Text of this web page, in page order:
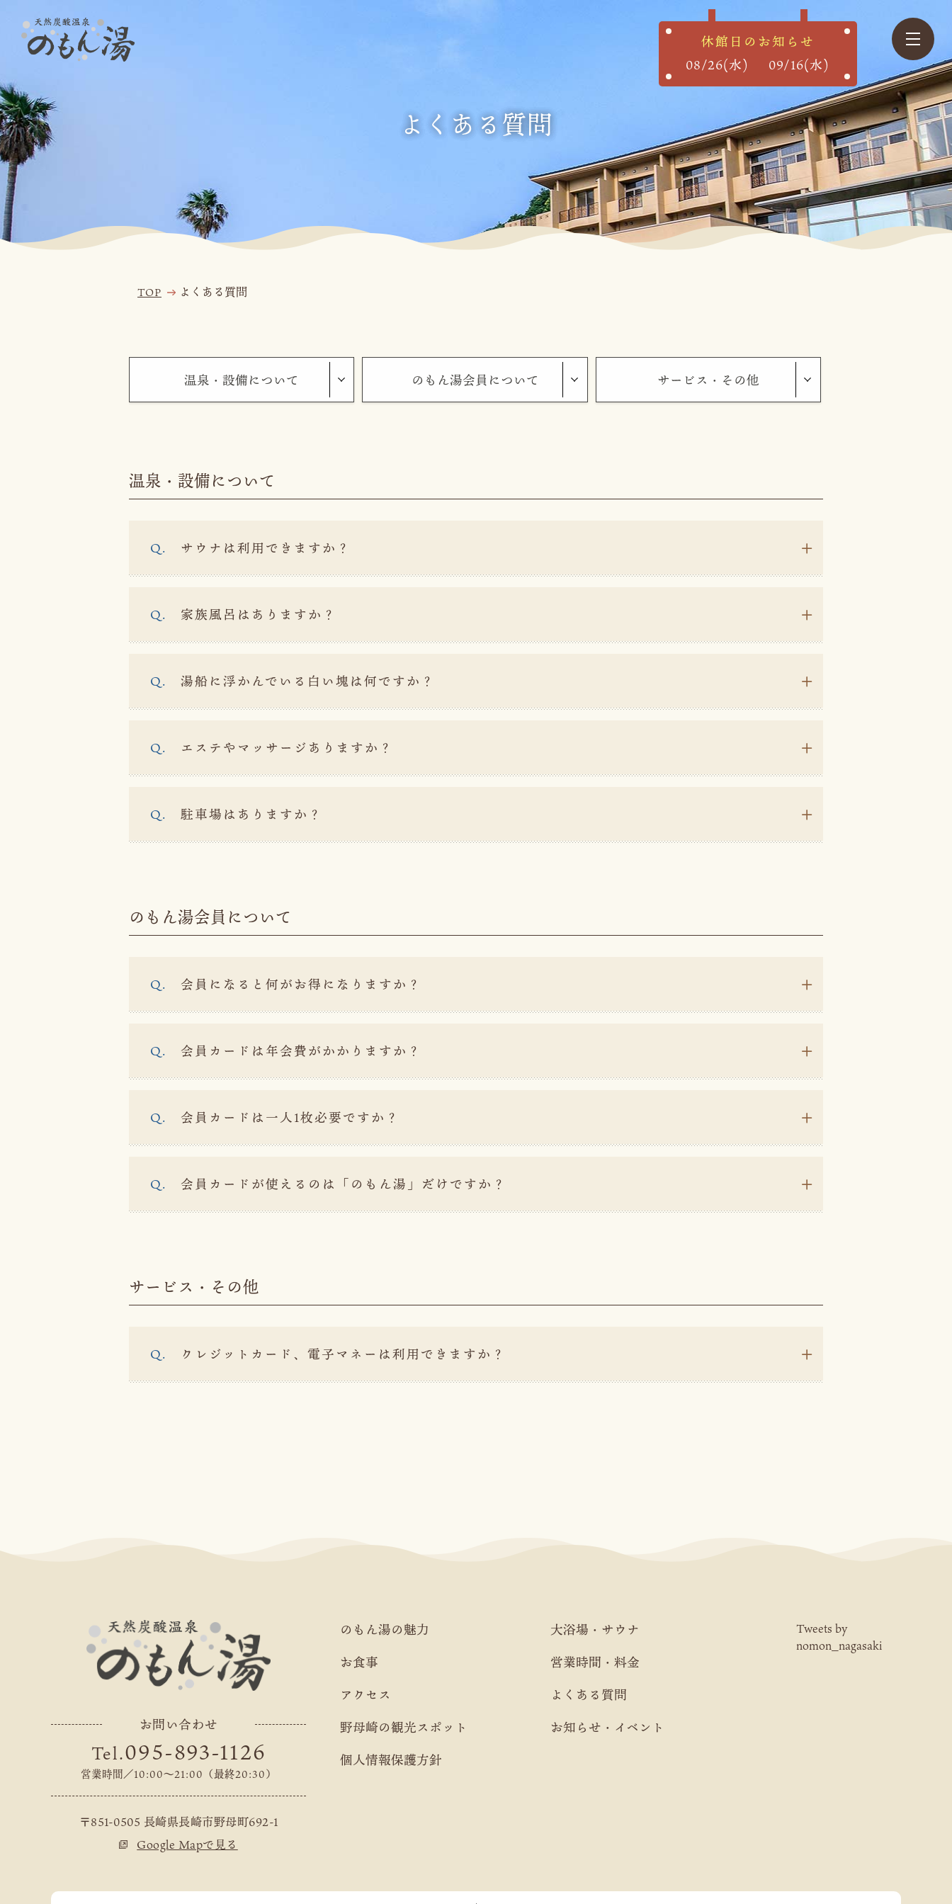
toggle
よくある質問
休館日のお知らせ
08/26(水)
09/16(水)
TOP よくある質問
温泉・設備について のもん湯会員について サービス・その他
温泉・設備について
サウナは利用できますか？
家族風呂はありますか？
湯船に浮かんでいる白い塊は何ですか？
エステやマッサージありますか？
駐車場はありますか？
のもん湯会員について
会員になると何がお得になりますか？
会員カードは年会費がかかりますか？
会員カードは一人1枚必要ですか？
会員カードが使えるのは「のもん湯」だけですか？
サービス・その他
クレジットカード、電子マネーは利用できますか？
お問い合わせ
Tel.095-893-1126
営業時間／10:00～21:00（最終20:30）
〒851-0505 長崎県長崎市野母町692-1
Google Mapで見る
のもん湯の魅力
大浴場・サウナ
お食事
営業時間・料金
アクセス
よくある質問
野母崎の観光スポット
お知らせ・イベント
個人情報保護方針
Tweets by
nomon_nagasaki